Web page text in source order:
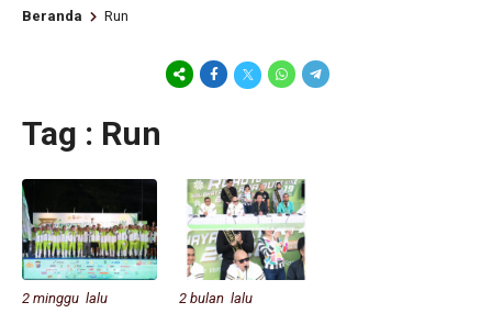
Beranda Run
Tag : Run
2 minggu lalu 2 bulan lalu